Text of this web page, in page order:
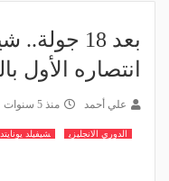
بعد 18
انتصاره الأول
علي أحمد منذ 5 سنوات
الدوري الانجليزي شيفيلد يونايتد